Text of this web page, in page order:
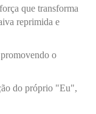
que transforma
reprimida e
o
do próprio "Eu",